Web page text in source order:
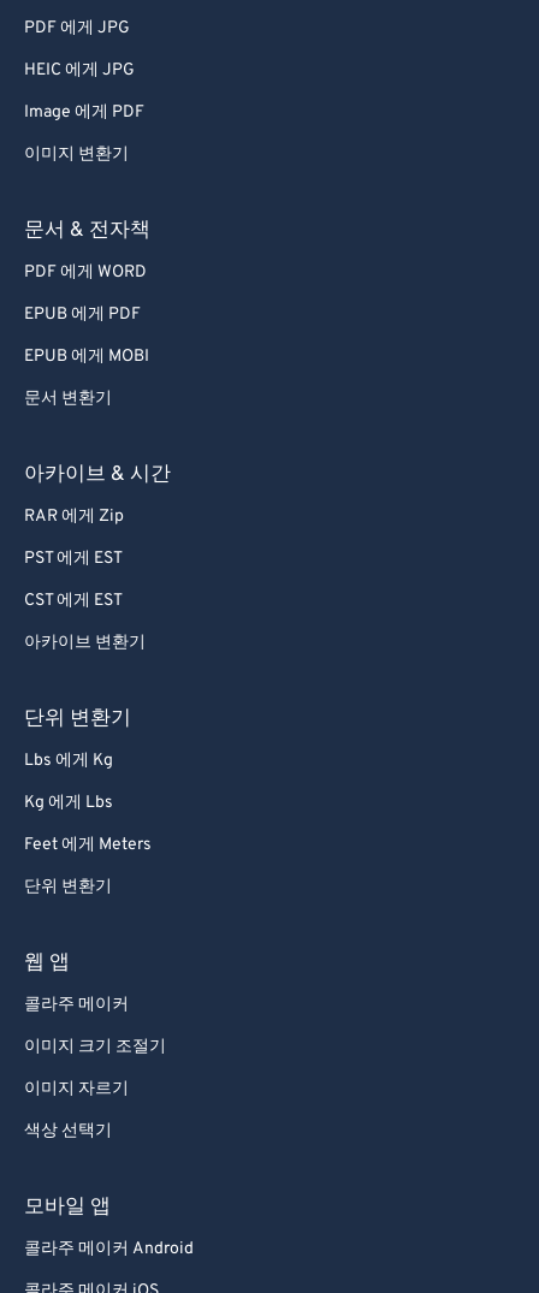
PDF 에게 JPG
HEIC 에게 JPG
Image 에게 PDF
이미지 변환기
문서 & 전자책
PDF 에게 WORD
EPUB 에게 PDF
EPUB 에게 MOBI
문서 변환기
아카이브 & 시간
RAR 에게 Zip
PST 에게 EST
CST 에게 EST
아카이브 변환기
단위 변환기
Lbs 에게 Kg
Kg 에게 Lbs
Feet 에게 Meters
단위 변환기
웹 앱
콜라주 메이커
이미지 크기 조절기
이미지 자르기
색상 선택기
모바일 앱
콜라주 메이커 Android